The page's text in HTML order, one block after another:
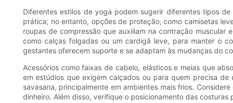
Diferentes estilos de yoga podem sugerir diferentes tipos
prática; no entanto, opções de proteção, como camisetas
roupas de compressão que auxiliam na contração
como calças folgadas ou um cardigã leve, para manter o
gestantes oferecem suporte e se adaptam às mudanças do
Acessórios como faixas de cabelo, elásticos e meias que
em estúdios que exigem calçados ou para quem precisa
savasana, principalmente em ambientes mais frios.
dinheiro. Além disso, verifique o posicionamento das